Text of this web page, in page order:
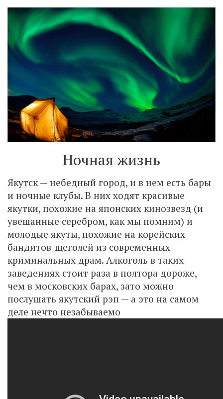
Ночная жизнь
Якутск — небедный город, и в нем есть бары
и ночные клубы. В них ходят красивые
якутки, похожие на японских кинозвезд (и
увешанные серебром, как мы помним) и
молодые якуты, похожие на корейских
бандитов-щеголей из современных
криминальных драм. Алкоголь в таких
заведениях стоит раза в полтора дороже,
чем в московских барах, зато можно
послушать якутский рэп — а это на самом
деле нечто незабываемо